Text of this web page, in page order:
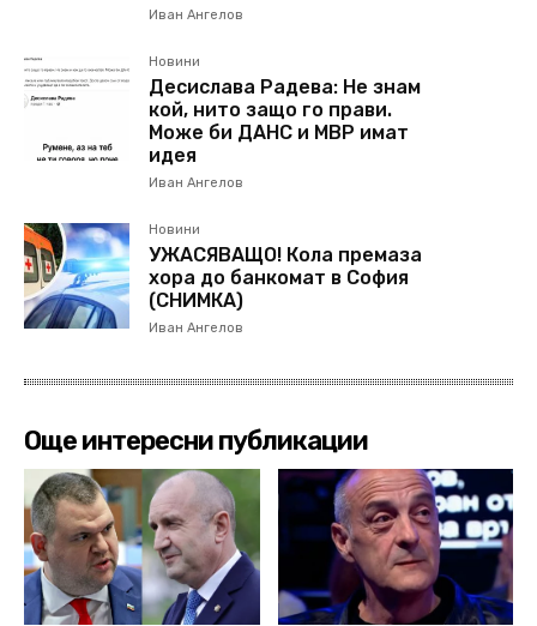
Иван Ангелов
Новини
Десислава Радева: Не знам
кой, нито защо го прави.
Може би ДАНС и МВР имат
идея
Иван Ангелов
Новини
УЖАСЯВАЩО! Кола премаза
хора до банкомат в София
(СНИМКА)
Иван Ангелов
Още интересни публикации